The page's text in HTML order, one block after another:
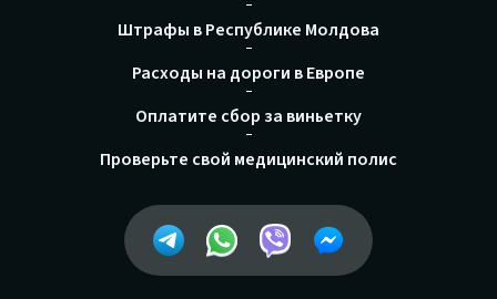
Штрафы в Республике Молдова
Расходы на дороги в Европе
Оплатите сбор за виньетку
Проверьте свой медицинский полис